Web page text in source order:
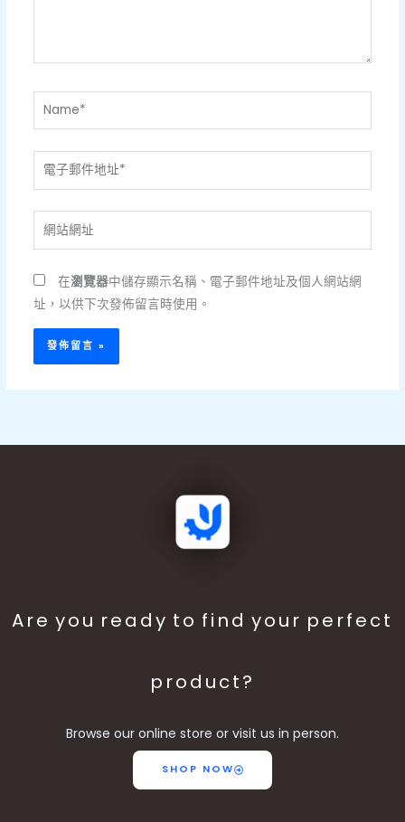
Name*
電
郵
件
地
址
*
址
在瀏覽器中儲存顯示名稱、電子郵件地址及個人網站網
址，以供下次發佈留言時使用。
Are you ready to find your perfect
product?
Browse our online store or visit us in person.
SHOP NOW